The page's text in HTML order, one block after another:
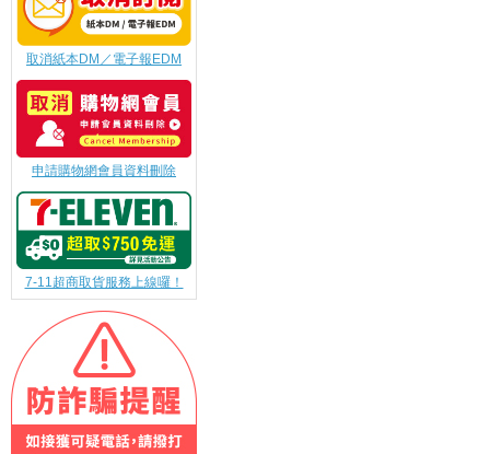
取消紙本DM／電子報EDM
申請購物網會員資料刪除
7-11超商取貨服務上線囉！